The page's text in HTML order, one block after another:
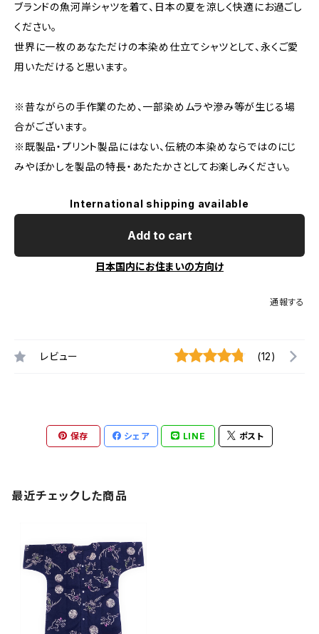
ブランドの魚河岸シャツを着て、日本の夏を涼しく快適にお過ごし
ください。
世界に一枚のあなただけの本染め仕立てシャツとして、永くご愛
用いただけると思います。
※昔ながらの手作業のため、一部染めムラや滲み等が生じる場
合がございます。
※既製品・プリント製品にはない、伝統の本染めならではのにじ
みやぼかしを製品の特長・あたたかさとしてお楽しみください。
International shipping available
Add to cart
日本国内にお住まいの方向け
通報する
レビュー (12)
保存 シェア LINE ポスト
最近チェックした商品